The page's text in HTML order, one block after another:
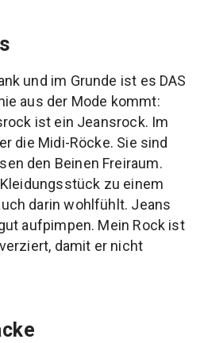
und im Grunde ist es DAS
aus der Mode kommt:
ist ein Jeansrock. Im
die Midi-Röcke. Sie sind
den Beinen Freiraum.
zu einem
darin wohlfühlt. Jeans
aufpimpen. Mein Rock ist
damit er nicht